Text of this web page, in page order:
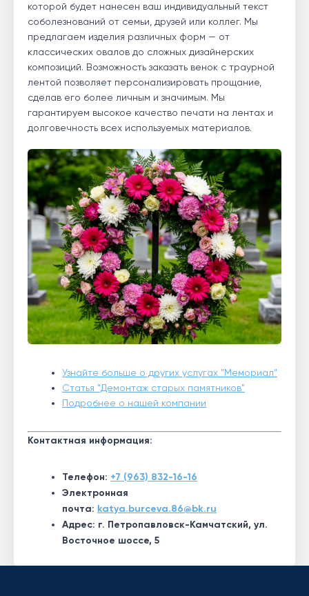
которой будет нанесен ваш индивидуальный текст
соболезнований от семьи, друзей или коллег. Мы
предлагаем изделия различных форм — от
классических овалов до сложных дизайнерских
композиций. Возможность заказать венок с траурной
лентой позволяет персонализировать прощание,
сделав его более личным и значимым. Мы
гарантируем высокое качество печати на лентах и
долговечность всех используемых материалов.
Узнайте больше о других услугах "Мемориал"
Статья "Демонтаж старых памятников"
Подробнее о нашей компании
Контактная информация:
Телефон: +7 (963) 832-16-16
Электронная
почта: katya.burceva.86@bk.ru
Адрес: г. Петропавловск-Камчатский, ул.
Восточное шоссе, 5